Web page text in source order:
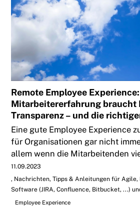
Remote Employee
Mitarbeitererfahrung braucht
Transparenz – und die
Eine gute Employee Experience
für Organisationen gar nicht
allem wenn die Mitarbeitenden
11.09.2023
Nachrichten, Tipps & Anleitungen für
Software (JIRA, Confluence, Bitbucket, ...)
Employee Experience